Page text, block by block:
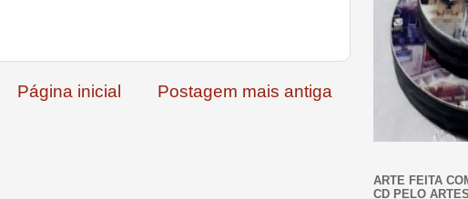
Postagem mais antiga
Página inicial
ARTE FEITA
CD PELO